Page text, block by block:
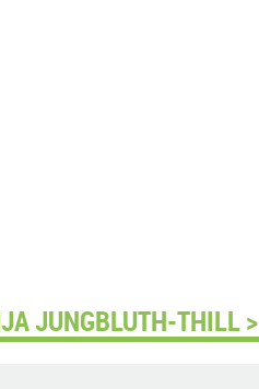
JUNGBLUTH-THILL >